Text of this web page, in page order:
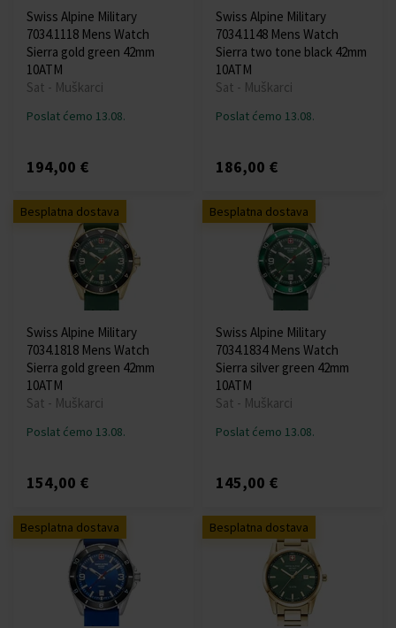
Swiss Alpine Military
7034.1118 Mens Watch
Sierra gold green 42mm
10ATM
Sat - Muškarci
Poslat ćemo 13.08.
194,00 €
Swiss Alpine Military
7034.1148 Mens Watch
Sierra two tone black 42mm
10ATM
Sat - Muškarci
Poslat ćemo 13.08.
186,00 €
Besplatna dostava
Swiss Alpine Military
7034.1818 Mens Watch
Sierra gold green 42mm
10ATM
Sat - Muškarci
Poslat ćemo 13.08.
154,00 €
Besplatna dostava
Swiss Alpine Military
7034.1834 Mens Watch
Sierra silver green 42mm
10ATM
Sat - Muškarci
Poslat ćemo 13.08.
145,00 €
Besplatna dostava Besplatna dostava